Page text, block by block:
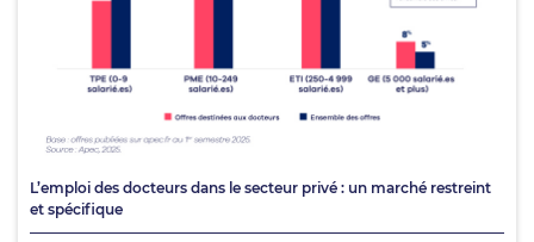
L’emploi des docteurs dans le secteur privé : un marché restreint
et spécifique